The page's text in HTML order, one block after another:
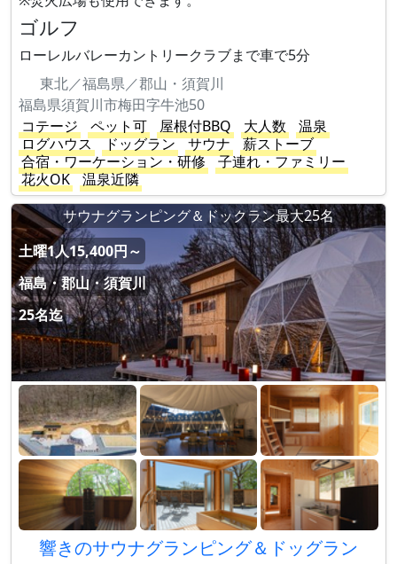
ゴルフ
ローレルバレーカントリークラブまで車で5分
東北／福島県／郡山・須賀川
福島県須賀川市梅田字牛池50
コテージ
ペット可 屋根付BBQ 大人数
温泉
ログハウス
ドッグラン サウナ
薪ストーブ
合宿・ワーケーション・研修
子連れ・ファミリー
花火OK
温泉近隣
サウナグランピング＆ドックラン最大25名
土曜1人15,400円～
福島・郡山・須賀川
25名迄
響きのサウナグランピング＆ドッグラン